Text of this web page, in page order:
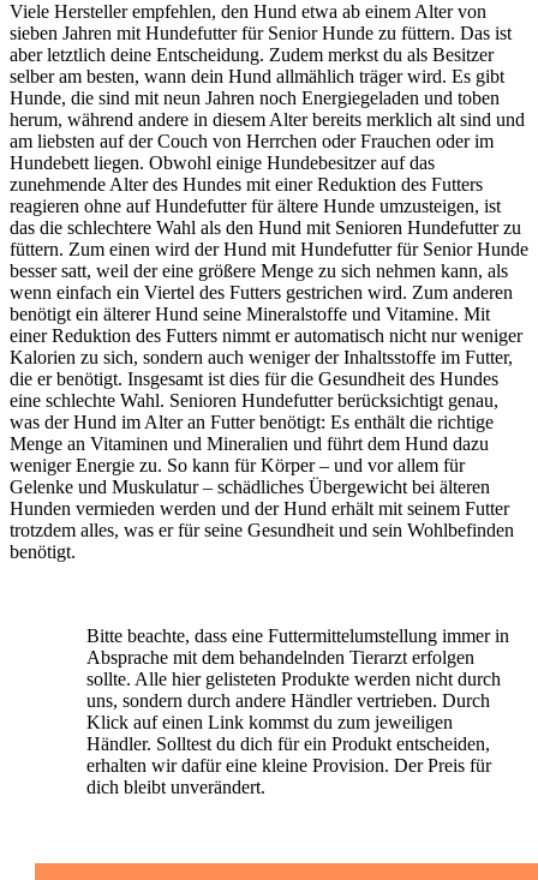
Viele Hersteller empfehlen, den Hund etwa ab einem Alter von
sieben Jahren mit Hundefutter für Senior Hunde zu füttern. Das ist
aber letztlich deine Entscheidung. Zudem merkst du als Besitzer
selber am besten, wann dein Hund allmählich träger wird. Es gibt
Hunde, die sind mit neun Jahren noch Energiegeladen und toben
herum, während andere in diesem Alter bereits merklich alt sind und
am liebsten auf der Couch von Herrchen oder Frauchen oder im
Hundebett liegen. Obwohl einige Hundebesitzer auf das
zunehmende Alter des Hundes mit einer Reduktion des Futters
reagieren ohne auf Hundefutter für ältere Hunde umzusteigen, ist
das die schlechtere Wahl als den Hund mit Senioren Hundefutter zu
füttern. Zum einen wird der Hund mit Hundefutter für Senior Hunde
besser satt, weil der eine größere Menge zu sich nehmen kann, als
wenn einfach ein Viertel des Futters gestrichen wird. Zum anderen
benötigt ein älterer Hund seine Mineralstoffe und Vitamine. Mit
einer Reduktion des Futters nimmt er automatisch nicht nur weniger
Kalorien zu sich, sondern auch weniger der Inhaltsstoffe im Futter,
die er benötigt. Insgesamt ist dies für die Gesundheit des Hundes
eine schlechte Wahl. Senioren Hundefutter berücksichtigt genau,
was der Hund im Alter an Futter benötigt: Es enthält die richtige
Menge an Vitaminen und Mineralien und führt dem Hund dazu
weniger Energie zu. So kann für Körper – und vor allem für
Gelenke und Muskulatur – schädliches Übergewicht bei älteren
Hunden vermieden werden und der Hund erhält mit seinem Futter
trotzdem alles, was er für seine Gesundheit und sein Wohlbefinden
benötigt.
Bitte beachte, dass eine Futtermittelumstellung immer in
Absprache mit dem behandelnden Tierarzt erfolgen
sollte. Alle hier gelisteten Produkte werden nicht durch
uns, sondern durch andere Händler vertrieben. Durch
Klick auf einen Link kommst du zum jeweiligen
Händler. Solltest du dich für ein Produkt entscheiden,
erhalten wir dafür eine kleine Provision. Der Preis für
dich bleibt unverändert.